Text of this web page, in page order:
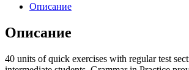
Описание
Описание
40 units of quick exercises with regular test